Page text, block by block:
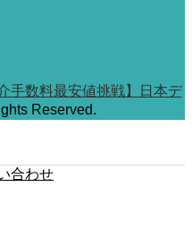
手数料最安値挑戦】日本デ
Reserved.
合わせ